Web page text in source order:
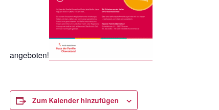
angeboten!
Zum Kalender hinzufügen